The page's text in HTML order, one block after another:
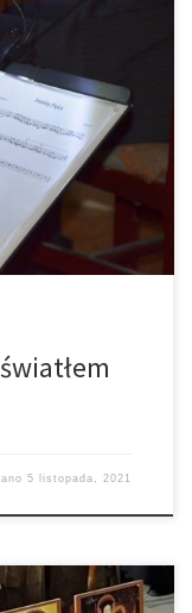
5 listopada, 2021